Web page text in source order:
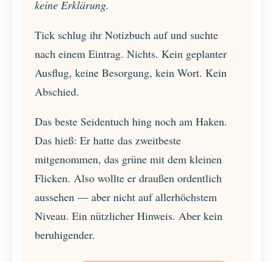
keine Erklärung.
Tick schlug ihr Notizbuch auf und suchte
nach einem Eintrag. Nichts. Kein geplanter
Ausflug, keine Besorgung, kein Wort. Kein
Abschied.
Das beste Seidentuch hing noch am Haken.
Das hieß: Er hatte das zweitbeste
mitgenommen, das grüne mit dem kleinen
Flicken. Also wollte er draußen ordentlich
aussehen — aber nicht auf allerhöchstem
Niveau. Ein nützlicher Hinweis. Aber kein
beruhigender.